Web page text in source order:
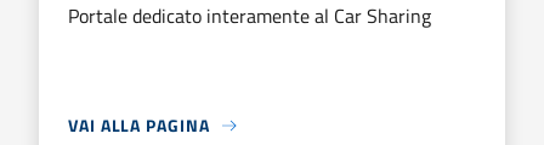
Portale dedicato interamente al Car Sharing
VAI ALLA PAGINA